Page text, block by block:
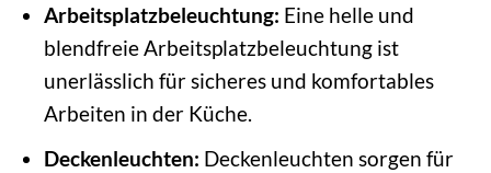
Arbeitsplatzbeleuchtung: Eine helle und
blendfreie Arbeitsplatzbeleuchtung ist
unerlässlich für sicheres und komfortables
Arbeiten in der Küche.
Deckenleuchten: Deckenleuchten sorgen für